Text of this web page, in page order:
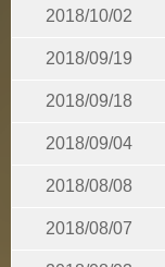
2018/10/02
2018/09/19
2018/09/18
2018/09/04
2018/08/08
2018/08/07